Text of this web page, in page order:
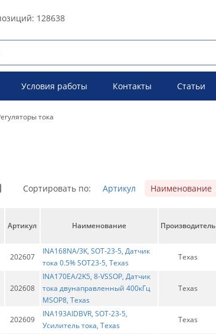
128638
Условия работы Контакты Статьи
тока
Сортировать по: Артикул Наименование
Артикул Наименование Производитель
202607
INA168NA/3K, SOT-23-5, Датчик
тока 0.5% SOT23-5, Texas
Texas
202608
INA170EA/2K5, 8-VSSOP, Датчик
тока двунаправленный 400кГц
MSOP8, Texas
Texas
202609
INA193AIDBVR, SOT-23-5,
Усилитель тока, Texas
Texas